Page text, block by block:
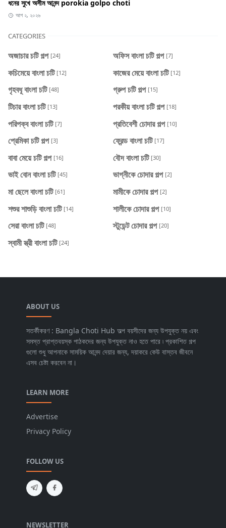
ধনের সুখে অসীম আনন্দ porokia golpo choti
আগ ২, ২০২৬
CATEGORIES
অজাচার চটি গল্প [24] অফিস বাংলা চটি গল্প [7]
কচিমেয়ে বাংলা চটি [12] কাজের মেয়ে বাংলা চটি [12]
গৃহবধূ বাংলা চটি [48] গ্রুপ চটি গল্প [15]
টিচার বাংলা চটি [13] পরকীয় বাংলা চটি গল্প [18]
পরিপক্ব বাংলা চটি [7] প্রতিবেশী চোদার গল্প [10]
প্রেমিকা চটি গল্প [3] ফ্রেন্ড বাংলা চটি [17]
বাবা মেয়ে চটি গল্প [16] বৌদ বাংলা চটি [30]
ভাই বোন বাংলা চটি [45] ভাগ্নীকে চোদার গল্প [2]
মা ছেলে বাংলা চটি [61] মামীকে চোদার গল্প [2]
শশুর শাশুড়ি বাংলা চটি [14] শালীকে চোদার গল্প [10]
সেরা বাংলা চটি [48] স্টুডেন্ট চোদার গল্প [20]
স্বামী স্ত্রী বাংলা চটি [24]
ABOUT US
সতর্কীকরণ : Bangla Choti Hub অল্প বয়সীদের জন্য উপযুক্ত নয় এবং
সমস্ত প্রাপ্তবয়স্ক পাঠকদের জন্য উপযুক্ত নাও হতে পারে ৷ প্রকাশিত গল্প
গুলো শুধু আপনাকে সাময়িক আনন্দ দেয়ার জন্য, দয়াকরে কেউ বাস্তব জীবনে
এসব চেষ্টা করবেন না।
LEARN MORE
Advertise
Privacy Policy
FOLLOW US
NEWSLETTER